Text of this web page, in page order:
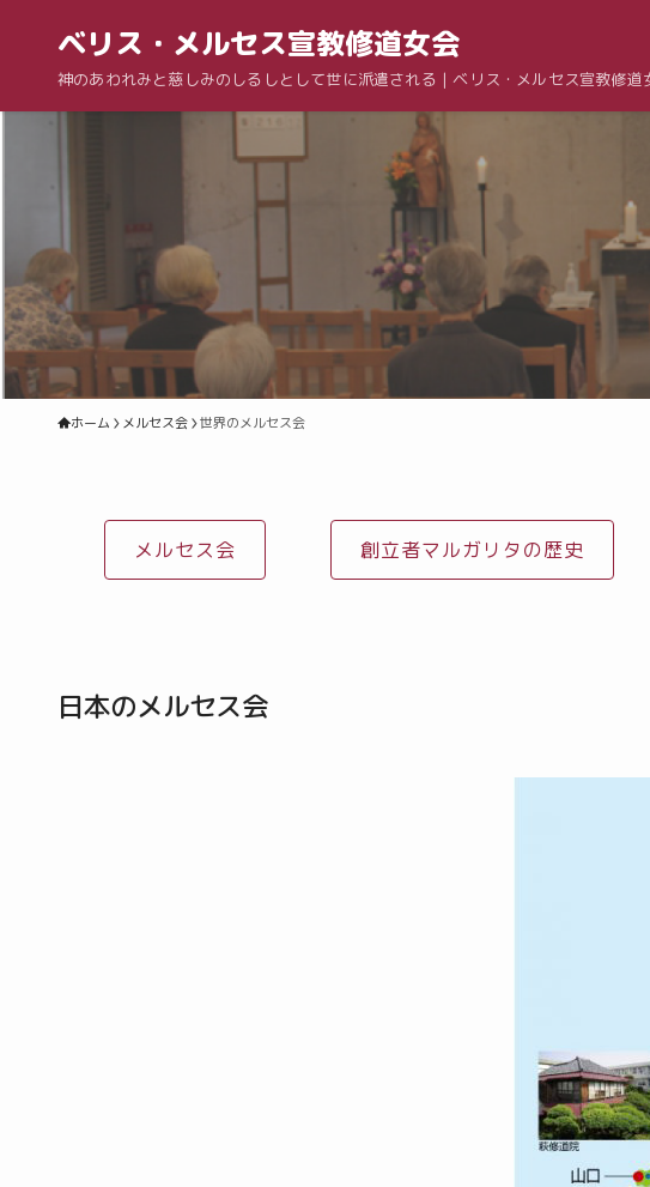
ベリス・メルセス宣教修道女会
神のあわれみと慈しみのしるしとして世に派遣される | ベリス・メルセス宣教修道
ホーム メルセス会 世界のメルセス会
メルセス会 創立者マルガリタの歴史
日本のメルセス会